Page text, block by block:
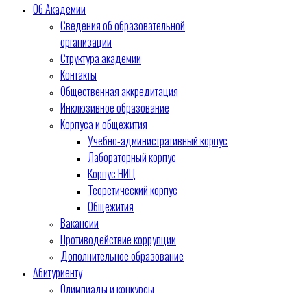
Об Академии
Сведения об образовательной
организации
Структура академии
Контакты
Общественная аккредитация
Инклюзивное образование
Корпуса и общежития
Учебно-административный корпус
Лабораторный корпус
Корпус НИЦ
Теоретический корпус
Общежития
Вакансии
Противодействие коррупции
Дополнительное образование
Абитуриенту
Олимпиады и конкурсы